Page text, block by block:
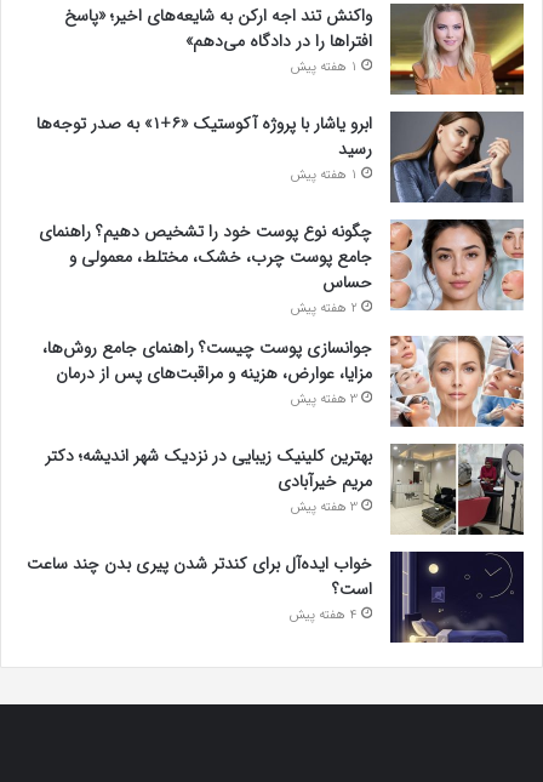
واکنش تند اجه ارکن به شایعه‌های اخیر؛ «پاسخ
افتراها را در دادگاه می‌دهم»
1 هفته پیش
ابرو یاشار با پروژه آکوستیک «۶+۱» به صدر توجه‌ها
رسید
1 هفته پیش
چگونه نوع پوست خود را تشخیص دهیم؟ راهنمای
جامع پوست چرب، خشک، مختلط، معمولی و
حساس
2 هفته پیش
جوانسازی پوست چیست؟ راهنمای جامع روش‌ها،
مزایا، عوارض، هزینه و مراقبت‌های پس از درمان
3 هفته پیش
بهترین کلینیک زیبایی در نزدیک شهر اندیشه؛ دکتر
مریم خیرآبادی
3 هفته پیش
خواب ایده‌آل برای کندتر شدن پیری بدن چند ساعت
است؟
4 هفته پیش